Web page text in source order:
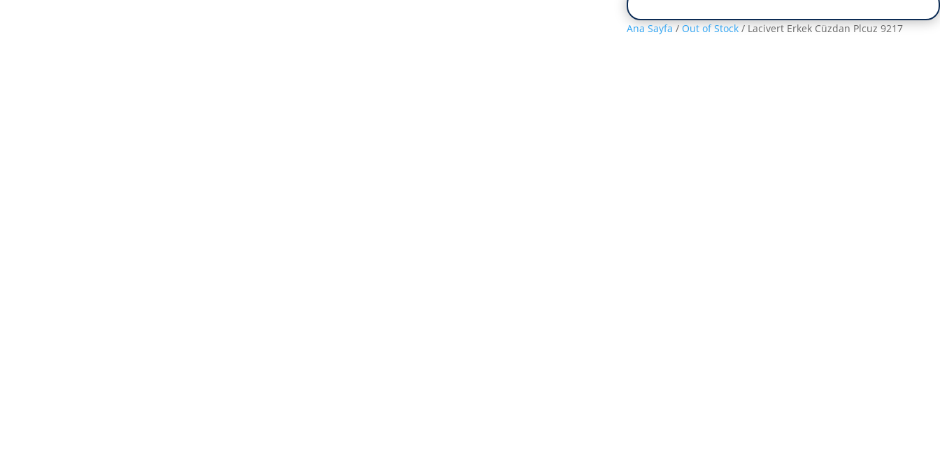
Ana Sayfa / Out of Stock / Lacivert Erkek Cüzdan Plcuz 9217